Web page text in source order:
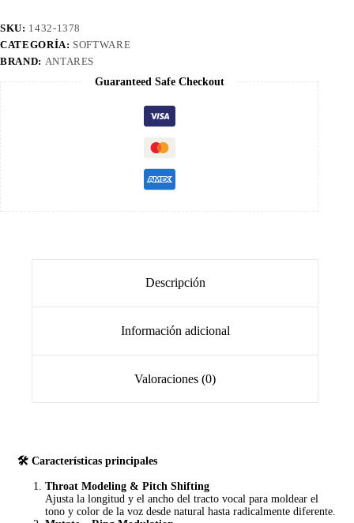
SKU: 1432-1378
CATEGORÍA: SOFTWARE
BRAND: ANTARES
Guaranteed Safe Checkout
Descripción
Información adicional
Valoraciones (0)
🛠️ Características principales
Throat Modeling & Pitch Shifting
Ajusta la longitud y el ancho del tracto vocal para moldear el
tono y color de la voz desde natural hasta radicalmente diferente.